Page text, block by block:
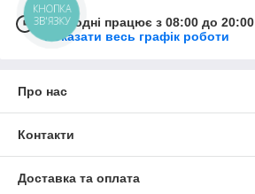
Сьогодні працює з 08:00 до 20:00
Показати весь графік роботи
Про нас
Контакти
Доставка та оплата
КНОПКА
ЗВ'ЯЗКУ